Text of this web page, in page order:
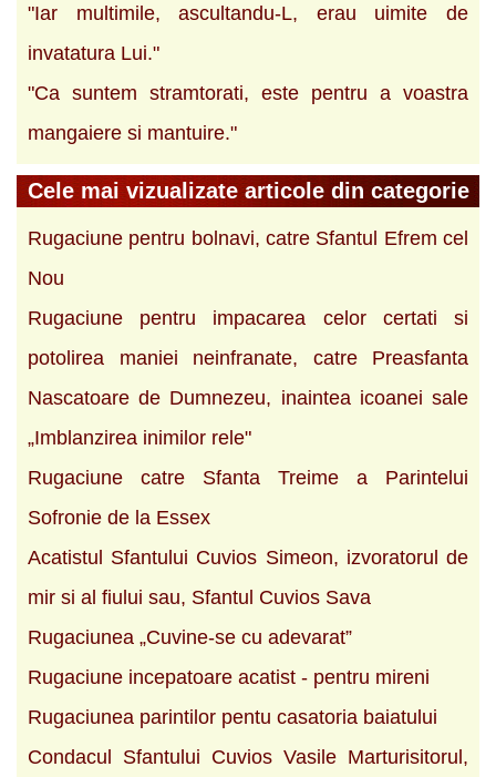
"Iar multimile, ascultandu-L, erau uimite de
invatatura Lui."
"Ca suntem stramtorati, este pentru a voastra
mangaiere si mantuire."
Cele mai vizualizate articole din categorie
Rugaciune pentru bolnavi, catre Sfantul Efrem cel
Nou
Rugaciune pentru impacarea celor certati si
potolirea maniei neinfranate, catre Preasfanta
Nascatoare de Dumnezeu, inaintea icoanei sale
„Imblanzirea inimilor rele"
Rugaciune catre Sfanta Treime a Parintelui
Sofronie de la Essex
Acatistul Sfantului Cuvios Simeon, izvoratorul de
mir si al fiului sau, Sfantul Cuvios Sava
Rugaciunea „Cuvine-se cu adevarat”
Rugaciune incepatoare acatist - pentru mireni
Rugaciunea parintilor pentu casatoria baiatului
Condacul Sfantului Cuvios Vasile Marturisitorul,